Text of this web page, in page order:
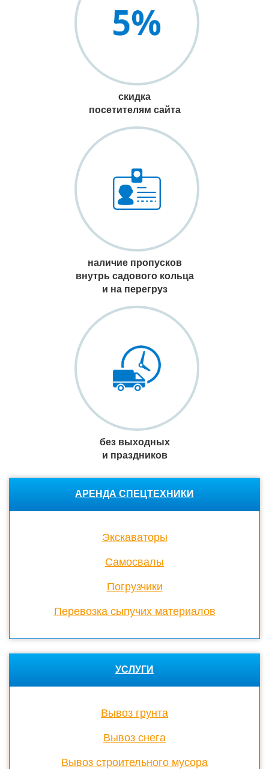
скидка
посетителям сайта
наличие пропусков
внутрь садового кольца
и на перегруз
без выходных
и праздников
АРЕНДА СПЕЦТЕХНИКИ
Экскаваторы
Cамосвалы
Погрузчики
Перевозка сыпучих материалов
УСЛУГИ
Вывоз грунта
Вывоз снега
Вывоз строительного мусора